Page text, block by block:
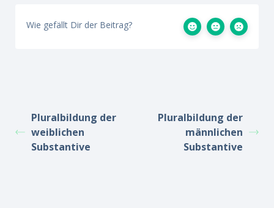
Wie gefällt Dir der Beitrag?
Pluralbildung der
weiblichen
Substantive
Pluralbildung der
männlichen
Substantive